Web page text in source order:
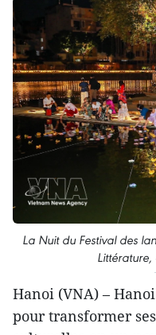
La Nuit du Festival des
Littérature,
Hanoi (VNA) –
pour transformer